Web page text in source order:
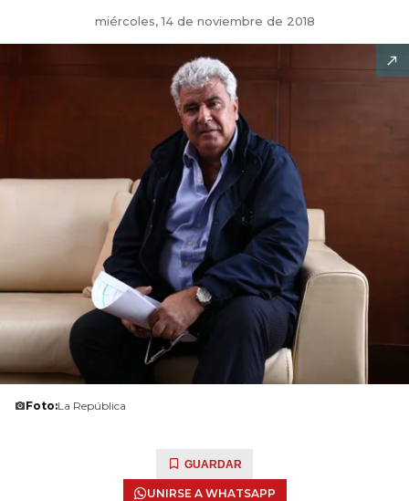
miércoles, 14 de noviembre de 2018
Foto:La República
GUARDAR
UNIRSE A WHATSAPP